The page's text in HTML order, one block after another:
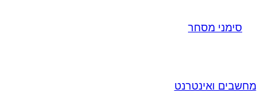
סימני מסחר
מחשבים ואינטרנט